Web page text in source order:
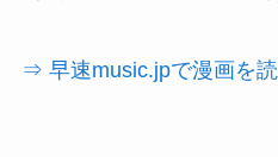
⇒ 早速music.jpで漫画を